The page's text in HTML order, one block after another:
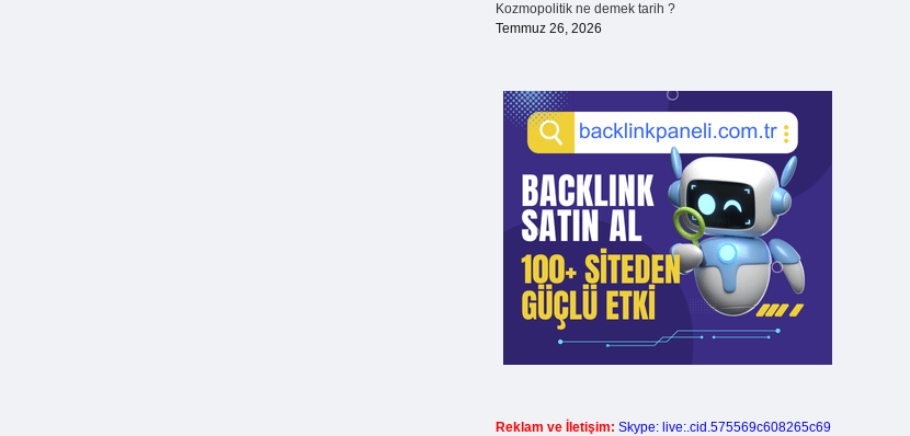
Kozmopolitik ne demek tarih ?
Temmuz 26, 2026
Reklam ve İletişim: Skype: live:.cid.575569c608265c69